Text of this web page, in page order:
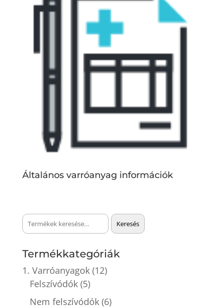
Általános varróanyag információk
Keresés
a
Keresés
Termékkategóriák
1. Varróanyagok (12)
Felszívódók (5)
Nem felszívódók (6)